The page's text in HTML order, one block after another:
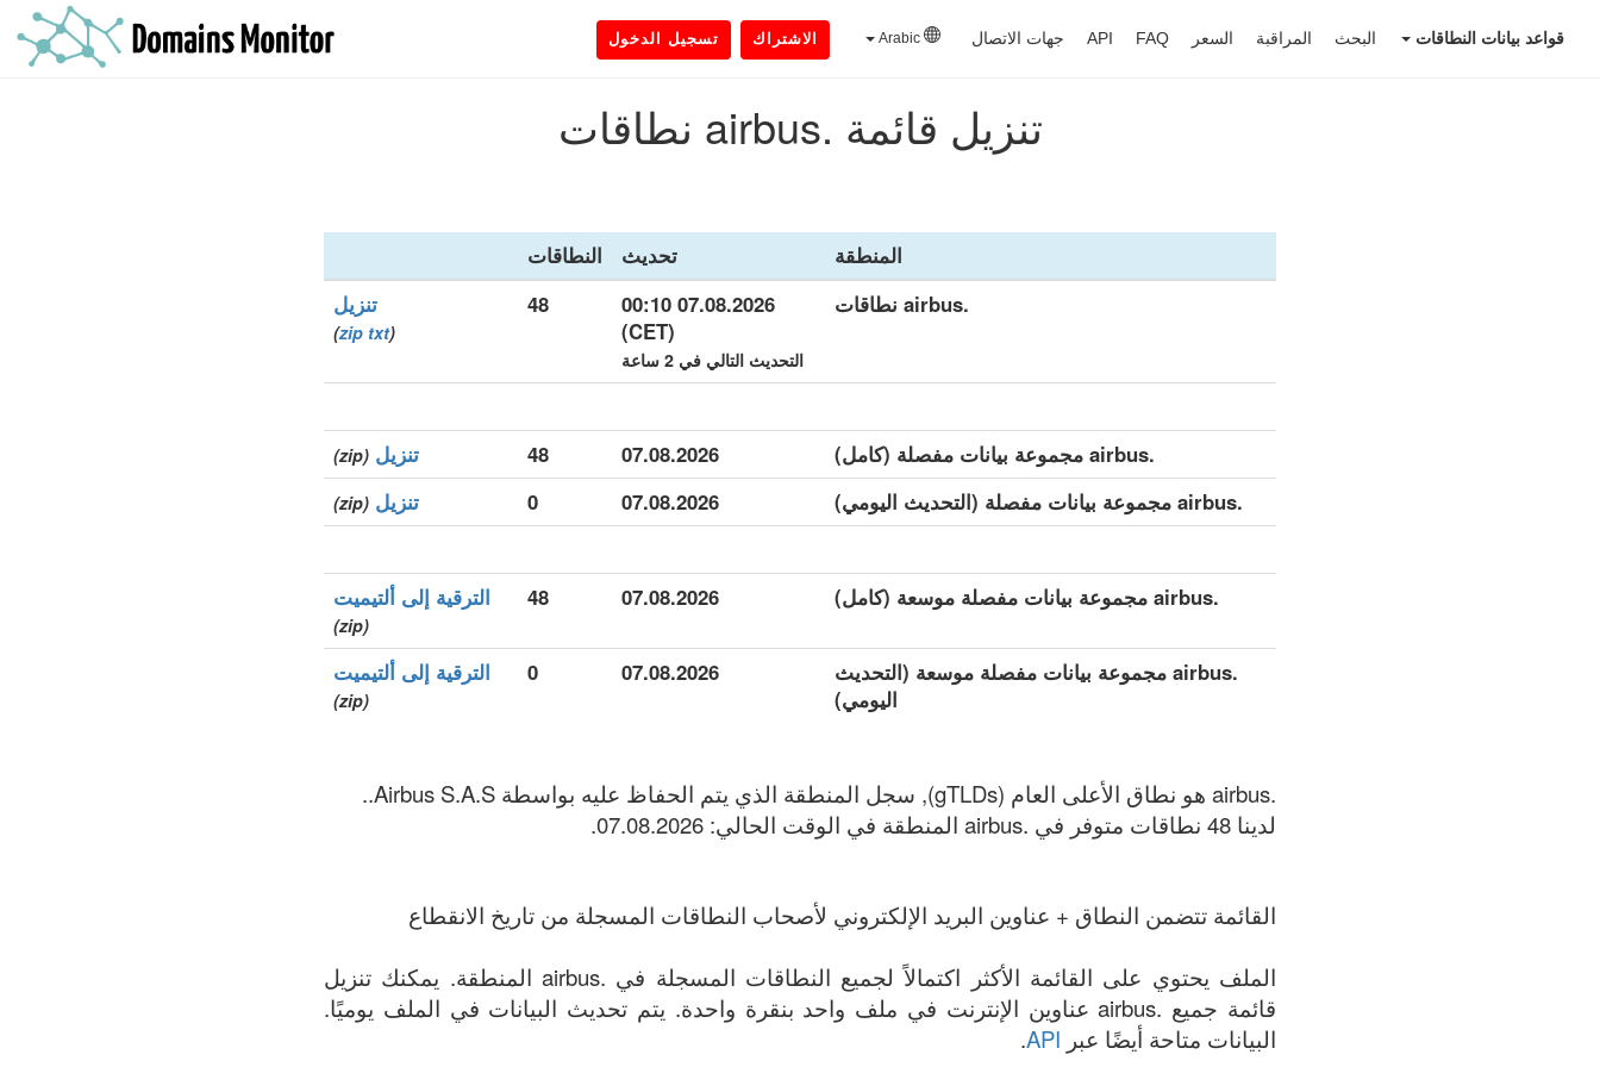
قواعد بيانات النطاقات البحث المراقبة السعر FAQ
API جهات الاتصال الاشتراك تسجيل الدخول
تنزيل قائمة .airbus نطاقات
المنطقة تحديث
النطاقات
.airbus نطاقات
07.08.2026 00:10
(CET)
التحديث التالي في 2 ساعة
48 تنزيل
(
zip txt
)
.airbus مجموعة بيانات مفصلة (كامل) 07.08.2026
48 تنزيل (zip)
.airbus مجموعة بيانات مفصلة (التحديث اليومي) 07.08.2026
0 تنزيل (zip)
.airbus مجموعة بيانات مفصلة موسعة (كامل) 07.08.2026
48 الترقية إلى ألتيميت
(zip)
.airbus مجموعة بيانات مفصلة موسعة (التحديث
اليومي)
07.08.2026
0 الترقية إلى ألتيميت
(zip)
.airbus هو نطاق الأعلى العام (gTLDs), سجل المنطقة الذي يتم الحفاظ عليه بواسطة Airbus S.A.S..
لدينا 48 نطاقات متوفر في .airbus المنطقة في الوقت الحالي: 07.08.2026.
القائمة تتضمن النطاق + عناوين البريد الإلكتروني لأصحاب النطاقات المسجلة من تاريخ الانقطاع
الملف يحتوي على القائمة الأكثر اكتمالاً لجميع النطاقات المسجلة في .airbus المنطقة. يمكنك تنزيل
قائمة جميع .airbus عناوين الإنترنت في ملف واحد بنقرة واحدة. يتم تحديث البيانات في الملف يوميًا.
البيانات متاحة أيضًا عبر API
.